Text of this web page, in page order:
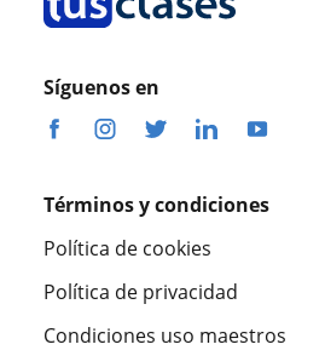
Síguenos en
Términos y condiciones
Política de cookies
Política de privacidad
Condiciones uso maestros